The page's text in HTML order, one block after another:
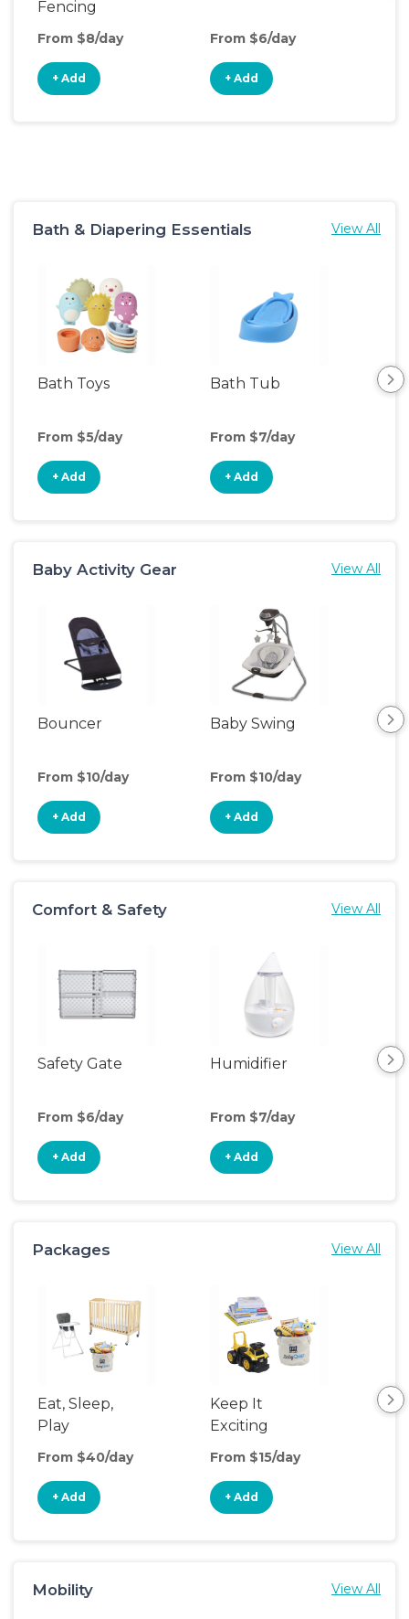
Fencing
From $8/day
+ Add
From $6/day
+ Add
Bath & Diapering Essentials View All
Bath Toys
From $5/day
+ Add
Bath Tub
From $7/day
+ Add
Baby Activity Gear View All
Bouncer
From $10/day
+ Add
Baby Swing
From $10/day
+ Add
Comfort & Safety View All
Safety Gate
From $6/day
+ Add
Humidifier
From $7/day
+ Add
Packages View All
Eat, Sleep,
Play
From $40/day
+ Add
Keep It
Exciting
From $15/day
+ Add
Mobility View All